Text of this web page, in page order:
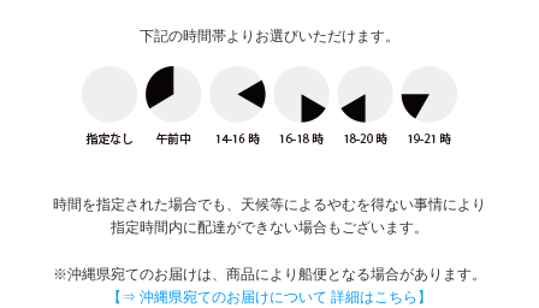
下記の時間帯よりお選びいただけます。
時間を指定された場合でも、天候等によるやむを得ない事情により
指定時間内に配達ができない場合もございます。
※沖縄県宛てのお届けは、商品により船便となる場合があります。
【⇒ 沖縄県宛てのお届けについて 詳細はこちら】